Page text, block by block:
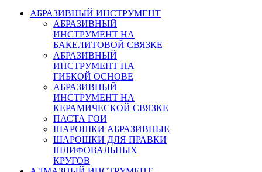
АБРАЗИВНЫЙ ИНСТРУМЕНТ
АБРАЗИВНЫЙ
ИНСТРУМЕНТ НА
БАКЕЛИТОВОЙ СВЯЗКЕ
АБРАЗИВНЫЙ
ИНСТРУМЕНТ НА
ГИБКОЙ ОСНОВЕ
АБРАЗИВНЫЙ
ИНСТРУМЕНТ НА
КЕРАМИЧЕСКОЙ СВЯЗКЕ
ПАСТА ГОИ
ШАРОШКИ АБРАЗИВНЫЕ
ШАРОШКИ ДЛЯ ПРАВКИ
ШЛИФОВАЛЬНЫХ
КРУГОВ